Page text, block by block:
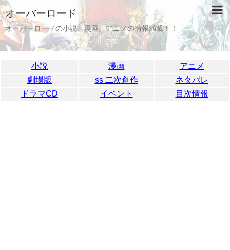
オーバーロード
オーバーロードの小説、漫画、アニメの情報満載！！
小説 漫画
アニメ
劇場版
ss 二次創作
ネタバレ
ドラマCD
イベント 目次情報